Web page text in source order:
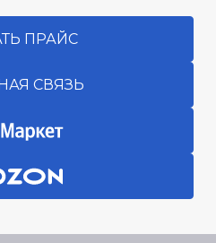
ПРАЙС
СВЯЗЬ